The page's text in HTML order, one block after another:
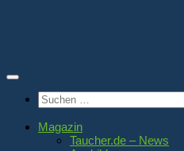
Suchen
nach:
Magazin
Taucher.de – News